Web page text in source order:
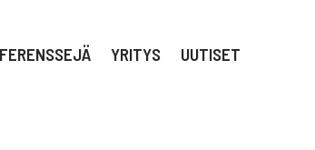
YRITYS UUTISET